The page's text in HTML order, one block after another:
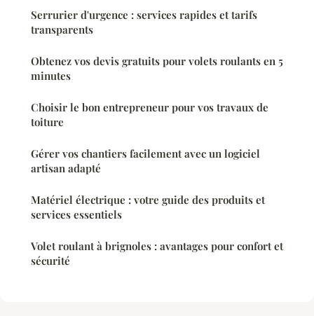
Serrurier d'urgence : services rapides et tarifs
transparents
Obtenez vos devis gratuits pour volets roulants en 5
minutes
Choisir le bon entrepreneur pour vos travaux de
toiture
Gérer vos chantiers facilement avec un logiciel
artisan adapté
Matériel électrique : votre guide des produits et
services essentiels
Volet roulant à brignoles : avantages pour confort et
sécurité